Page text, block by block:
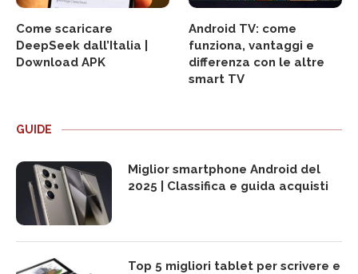
Come scaricare
DeepSeek dall’Italia |
Download APK
Android TV: come
funziona, vantaggi e
differenza con le altre
smart TV
GUIDE
Miglior smartphone Android del
2025 | Classifica e guida acquisti
Top 5 migliori tablet per scrivere e